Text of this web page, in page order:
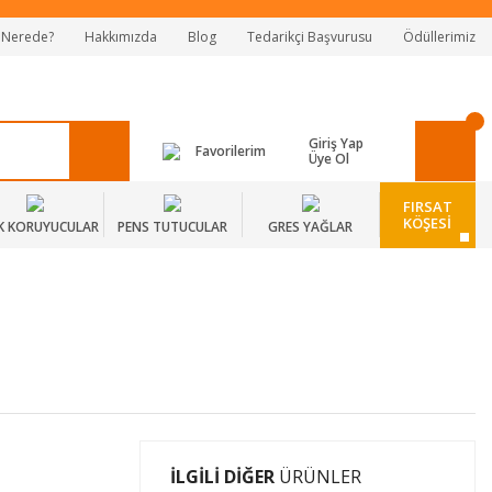
Hakkımızda Blog Tedarikçi Başvurusu Ödüllerimiz
Favorilerim
Giriş Yap
Üye Ol
KORUYUCULAR PENS TUTUCULAR GRES YAĞLAR
FIRSAT
KÖŞESİ
İLGİLİ DİĞER ÜRÜNLER